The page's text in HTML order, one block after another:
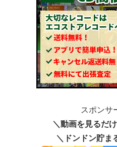
スポンサ
＼動画を見るだ
＼ドンドン貯ま